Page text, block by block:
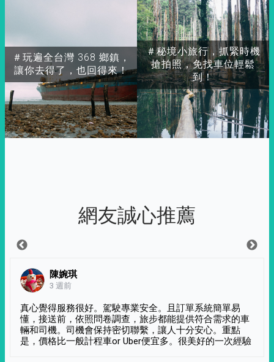
＃玩遍全台灣 368 鄉鎮，
讓你去得了，也回得來！
＃秘境小旅行，抓緊時機
搶拍照，免找車位輕鬆
到！
網友誠心推薦
陳婉琪
3 週前
真心覺得服務很好。駕駛專業安全。且訂單系統簡單易
懂，接送前，依照問卷調查，旅步都能提供符合需求的車
輛和司機。司機會保持密切聯繫，讓人十分安心。重點
是，價格比一般計程車or Uber便宜多。很美好的一次經驗